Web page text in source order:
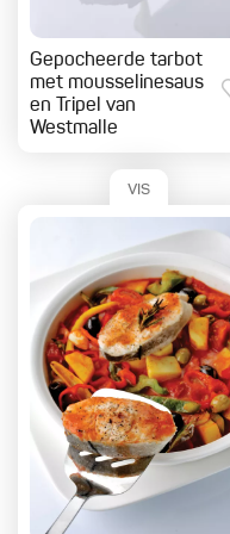
Gepocheerde tarbot
met mousselinesaus
en Tripel van
Westmalle
VIS